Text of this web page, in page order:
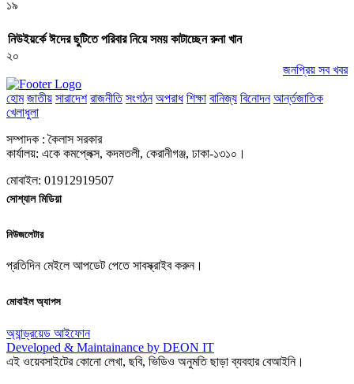
১৯
নিউইয়র্কে ঈদের ছুটিতে পরিবার নিয়ে সময় কাটাচ্ছেন রুনা খান
২০
জনপ্রিয় সব খবর
হোম জাতীয় সারাদেশ রাজনীতি সংগঠন অপরাধ শিক্ষা বানিজ্য বিনোদন আর্ন্তজাতিক
খেলাধুলা
সম্পাদক : কৈলাস সরকার
কার্যালয়: একে কমপ্লেক্স, কদমতলী, কেরানীগঞ্জ, ঢাকা-১৩১০।
মোবাইল: 01912919507
সোশ্যাল মিডিয়া
নিউজলেটার
প্রতিদিন মেইলে আপডেট পেতে সাবস্ক্রাইব করুন।
মোবাইল অ্যাপস
অ্যান্ড্রয়েড আইফোন
Developed & Maintainance by DEON IT
এই ওয়েবসাইটের কোনো লেখা, ছবি, ভিডিও অনুমতি ছাড়া ব্যবহার বেআইনি।